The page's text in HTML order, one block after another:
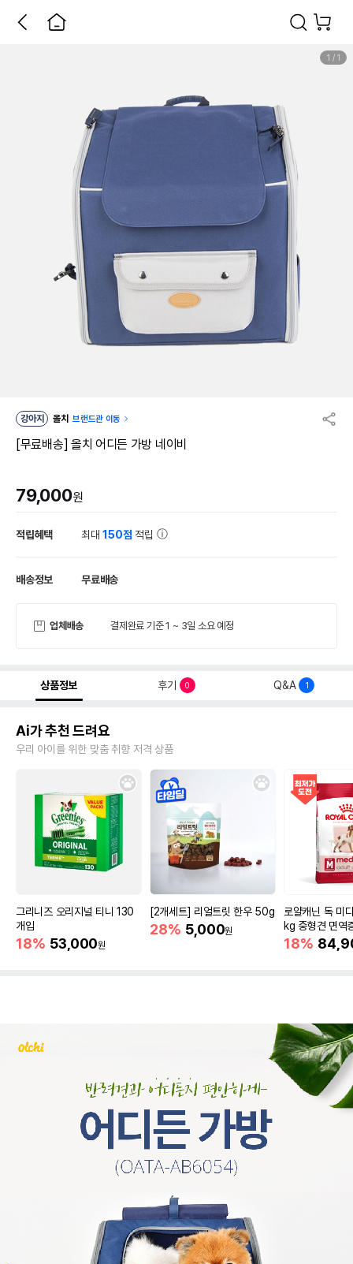
1 / 1
강아지 올치 브랜드관 이동
[무료배송] 올치 어디든 가방 네이비
79,000원
적립혜택 최대150점 적립
배송정보 무료배송
업체배송 결제완료 기준 1 ~ 3일 소요 예정
상품정보 후기 0 Q&A 1
Ai가 추천 드려요
우리 아이를 위한 맞춤 취향 저격 상품
그리니즈 오리지널 티니 130
개입
18% 53,000원
[2개세트] 리얼트릿 한우 50g
28% 5,000원
로얄캐닌 독 미
kg 중형견 면역
18%